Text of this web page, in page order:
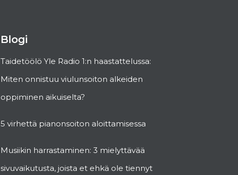
Blogi
Taidetöölö Yle Radio 1:n haastattelussa:
Miten onnistuu viulunsoiton alkeiden
oppiminen aikuiselta?
5 virhettä pianonsoiton aloittamisessa
Musiikin harrastaminen: 3 mielyttävää
sivuvaikutusta, joista et ehkä ole tiennyt